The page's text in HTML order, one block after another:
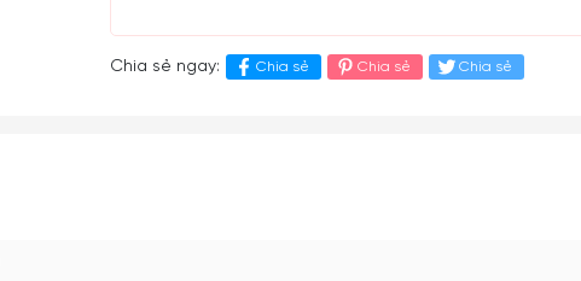
Chia sẻ ngay: Chia sẻ Chia sẻ Chia sẻ